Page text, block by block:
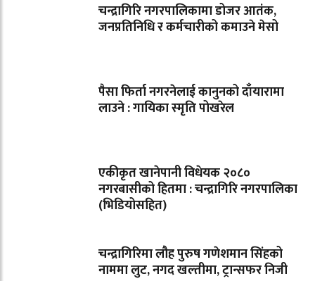
चन्द्रागिरि नगरपालिकामा डोजर आतंक,
जनप्रतिनिधि र कर्मचारीको कमाउने मेसो
पैसा फिर्ता नगरनेलाई कानुनको दाँयारामा
लाउने : गायिका स्‍मृति पोखरेल
एकीकृत खानेपानी विधेयक २०८०
नगरबासीको हितमा : चन्द्रागिरि नगरपालिका
(भिडियोसहित)
चन्द्रागिरिमा लौह पुरुष गणेशमान सिंहको
नाममा लुट, नगद खल्तीमा, ट्रान्सफर निजी